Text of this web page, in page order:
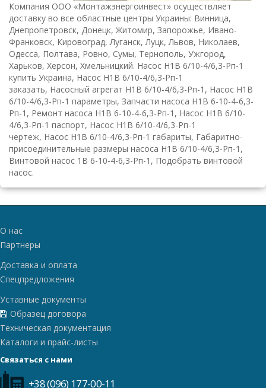
Компания ООО «Монтажэнергоинвест» осуществляет
доставку во все областные центры Украины: Винница,
Днепропетровск, Донецк, Житомир, Запорожье, Ивано-
Франковск, Кировоград, Луганск, Луцк, Львов, Николаев,
Одесса, Полтава, Ровно, Сумы, Тернополь, Ужгород,
Харьков, Херсон, Хмельницкий. Насос Н1В 6/10-4/6,3-Рп-1
купить Украина, Насос Н1В 6/10-4/6,3-Рп-1
заказать, Насосный агрегат Н1В 6/10-4/6,3-Рп-1, Насос Н1В
6/10-4/6,3-Рп-1 параметры, Запчасти насоса Н1В 6-10-4-6,3-
Рп-1, Ремонт насоса Н1В 6-10-4-6,3-Рп-1, Насос Н1В 6/10-
4/6,3-Рп-1 паспорт, Насос Н1В 6/10-4/6,3-Рп-1
чертеж, Насос Н1В 6/10-4/6,3-Рп-1 габариты, Габаритно-
присоединительные размеры насоса Н1В 6/10-4/6,3-Рп-1,
Винтовой насос 1В 6-10-4-6,3-Рп-1, Подобрать винтовой
насос.
О нас
Партнеры
Доставка и оплата
Спецпредложения
Уставные документы
Образец договора
Техническая документация
Каталоги и прайс-листы
Связаться с нами
+38 (096) 177-00-11